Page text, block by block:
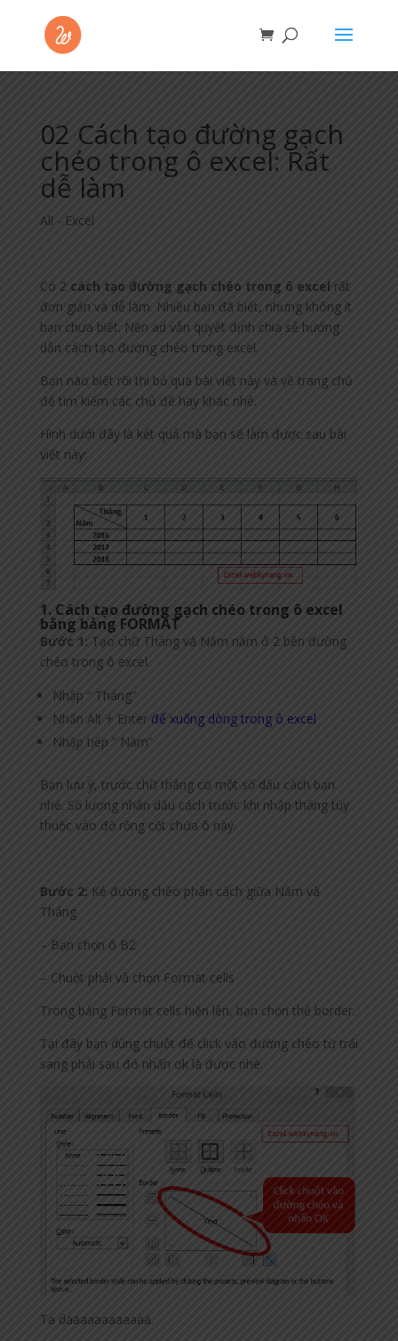
02 Cách tạo đường gạch
chéo trong ô excel: Rất
dễ làm
All - Excel
Có 2 cách tạo đường gạch chéo trong ô excel rất
đơn giản và dễ làm. Nhiều bạn đã biết, nhưng không ít
bạn chưa biết. Nên ad vẫn quyết định chia sẻ hướng
dẫn cách tạo đường chéo trong excel.
Bạn nào biết rồi thì bỏ qua bài viết này và về trang chủ
để tìm kiếm các chủ đề hay khác nhé.
Hình dưới đây là kết quả mà bạn sẽ làm được sau bài
viết này:
1. Cách tạo đường gạch chéo trong ô excel
bằng bảng FORMAT
Bước 1: Tạo chữ Tháng và Năm nằm ở 2 bên đường
chéo trong ô excel.
Nhập “ Tháng”
Nhấn Alt + Enter để xuống dòng trong ô excel
Nhập tiếp “ Năm”
Bạn lưu ý, trước chữ tháng có một số dấu cách bạn
nhé. Số lượng nhấn dấu cách trước khi nhập tháng tùy
thuộc vào độ rộng cột chứa ô này.
Bước 2: Kẻ đường chéo phân cách giữa Năm và
Tháng
– Bạn chọn ô B2
– Chuột phải và chọn Format cells
Trong bảng Format cells hiện lên, bạn chọn thẻ border.
Tại đây bạn dùng chuột để click vào đường chéo từ trái
sang phải sau đó nhấn ok là được nhé.
Ta daaaaaaaaaaaa.